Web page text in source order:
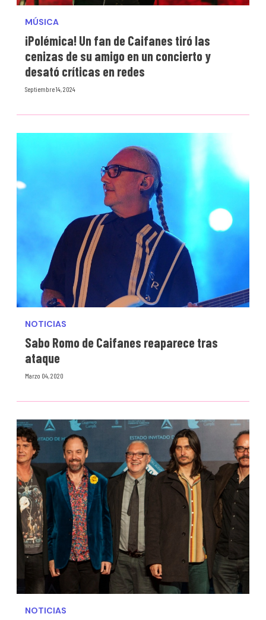
MÚSICA
¡Polémica! Un fan de Caifanes tiró las
cenizas de su amigo en un concierto y
desató críticas en redes
Septiembre 14, 2024
NOTICIAS
Sabo Romo de Caifanes reaparece tras
ataque
Marzo 04, 2020
NOTICIAS